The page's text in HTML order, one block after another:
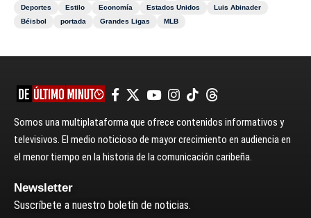
Deportes
Estilo Economía Estados Unidos
Luis Abinader
Béisbol
portada Grandes Ligas MLB
Somos una multiplataforma que ofrece contenidos informativos y
televisivos. El medio noticioso de mayor crecimiento en audiencia en
el menor tiempo en la historia de la comunicación caribeña.
Newsletter
Suscríbete a nuestro boletín de noticias.